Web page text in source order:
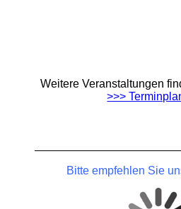
Weitere Veranstaltungen
>>>
Bitte empfehlen Sie